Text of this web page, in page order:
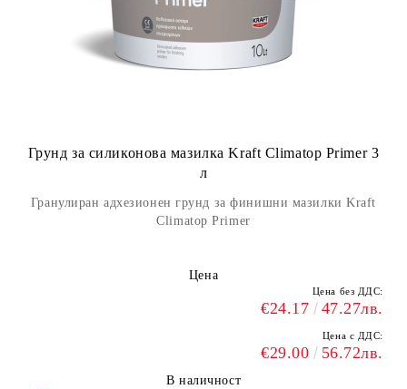
Грунд за силиконова мазилка Kraft Climatop Primer 3
л
Гранулиран адхезионен грунд за финишни мазилки Kraft
Climatop Primer
Цена
Цена без ДДС:
€24.17 47.27лв.
Цена с ДДС:
€29.00 56.72лв.
В наличност